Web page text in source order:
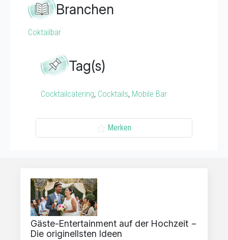
Branchen
Coktailbar
Tag(s)
Cocktailcatering, Cocktails, Mobile Bar
Merken
Gäste-Entertainment auf der Hochzeit −
Die originellsten Ideen